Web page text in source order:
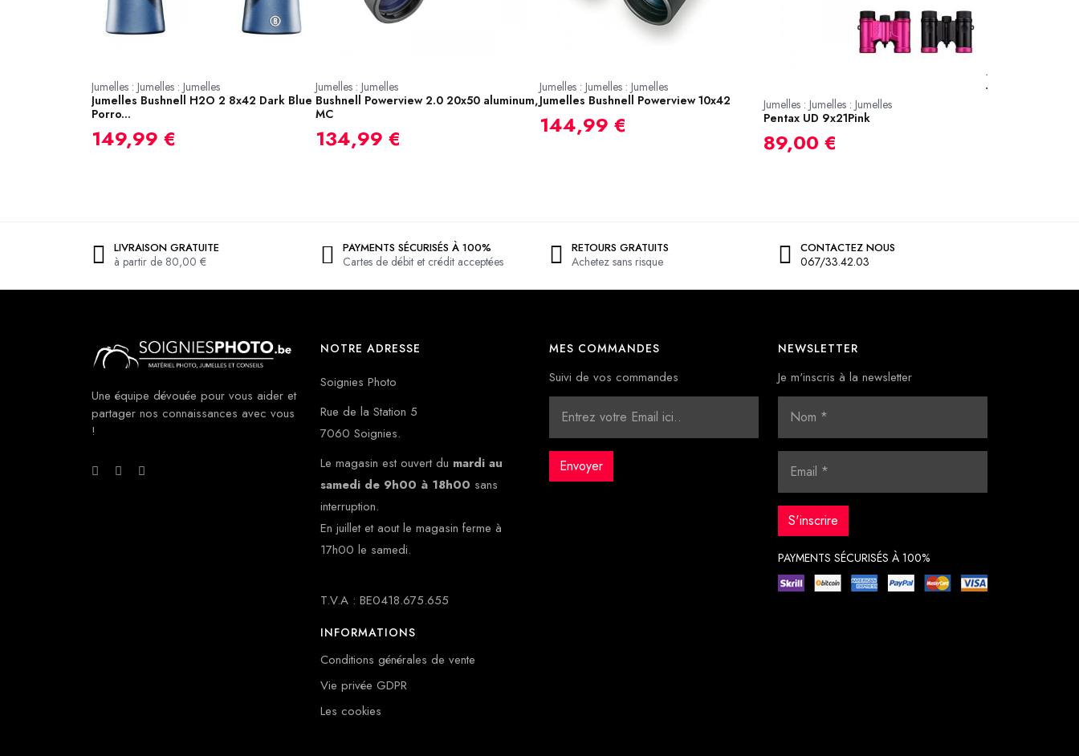
Jumelles : Jumelles : Jumelles
Jumelles Bushnell H2O 2 8x42 Dark Blue
Porro...
149,99 €
Jumelles : Jumelles
Bushnell Powerview 2.0 20x50 aluminum,
MC
134,99 €
Jumelles : Jumelles : Jumelles
Jumelles Bushnell Powerview 10x42
144,99 €
Jumelles : Jumelles : Jumelles
Pentax UD 9x21Pink
89,00 €
LIVRAISON GRATUITE
à partir de 80,00 €
PAYMENTS SÉCURISÉS À 100%
Cartes de débit et crédit acceptées
RETOURS GRATUITS
Achetez sans risque
CONTACTEZ NOUS
067/33.42.03
Une équipe dévouée pour vous aider et
partager nos connaissances avec vous
!
NOTRE ADRESSE
Soignies Photo
Rue de la Station 5
7060 Soignies.
Le magasin est ouvert du mardi au
samedi de 9h00 à 18h00 sans
interruption.
En juillet et aout le magasin ferme à
17h00 le samedi.
T.V.A : BE0418.675.655
INFORMATIONS
Conditions générales de vente
Vie privée GDPR
Les cookies
MES COMMANDES
Suivi de vos commandes
NEWSLETTER
Je m'inscris à la newsletter
PAYMENTS SÉCURISÉS À 100%